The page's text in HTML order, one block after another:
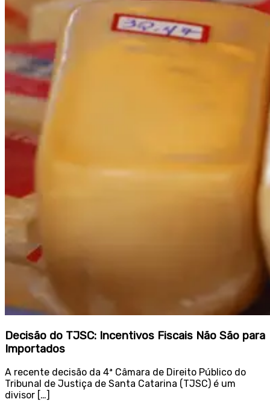
Decisão do TJSC: Incentivos Fiscais Não São para
Importados
A recente decisão da 4ª Câmara de Direito Público do
Tribunal de Justiça de Santa Catarina (TJSC) é um
divisor […]